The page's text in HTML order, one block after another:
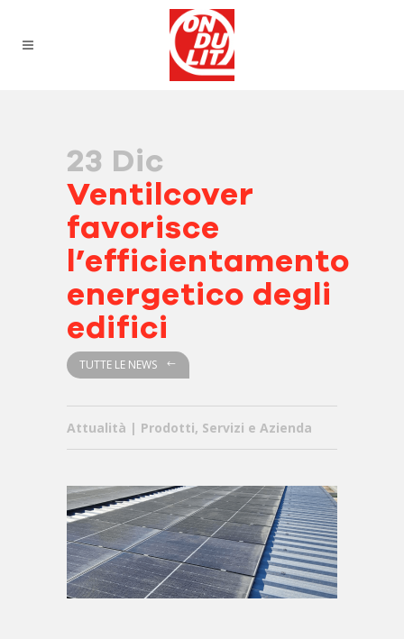
23 Dic
Ventilcover
favorisce
l’efficientamento
energetico degli
edifici
TUTTE LE NEWS
Attualità | Prodotti, Servizi e Azienda